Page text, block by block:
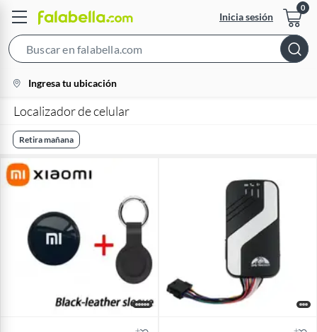
Inicia sesión
Bar
location-
icon
Ingresa tu ubicación
Localizador de celular
Retira mañana